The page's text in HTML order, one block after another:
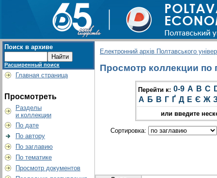
Поиск в архиве
Расширенный поиск
Главная страница
Просмотреть
Разделы
и коллекции
По дате
По автору
По заглавию
По тематике
Просмотр документов
Електронний архів Полтавського
Просмотр коллекции по
Перейти к: 0-9 A B C
А Б В Г Ґ Д Е Є Ж
или введите
Сортировка: